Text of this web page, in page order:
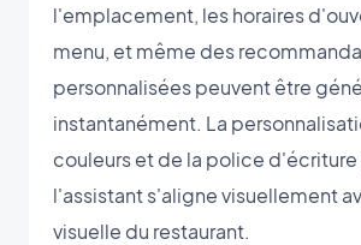
l'emplacement, les horaires
menu, et même des
personnalisées peuvent être
instantanément. La
couleurs et de la police
l'assistant s'aligne visuellement
visuelle du restaurant.